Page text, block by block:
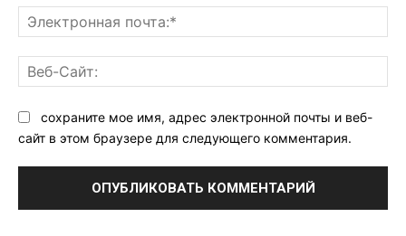
сохраните мое имя, адрес электронной почты и веб-
сайт в этом браузере для следующего комментария.